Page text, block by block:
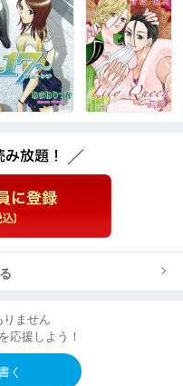
ません
応援しよう！
く